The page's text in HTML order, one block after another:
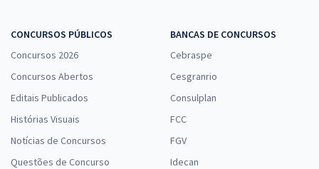
CONCURSOS PÚBLICOS
Concursos 2026
Concursos Abertos
Editais Publicados
Histórias Visuais
Notícias de Concursos
Questões de Concurso
BANCAS DE CONCURSOS
Cebraspe
Cesgranrio
Consulplan
FCC
FGV
Idecan